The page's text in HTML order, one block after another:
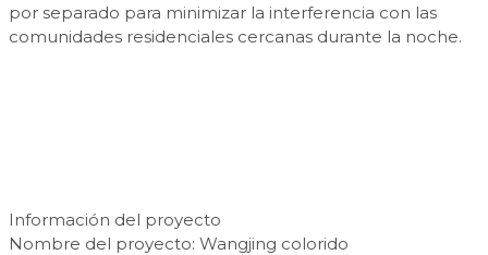
por separado para minimizar la interferencia con las
comunidades residenciales cercanas durante la noche.
Información del proyecto
Nombre del proyecto: Wangjing colorido